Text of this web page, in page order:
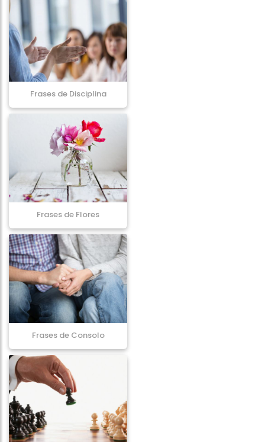
Frases de Disciplina
Frases de Flores
Frases de Consolo